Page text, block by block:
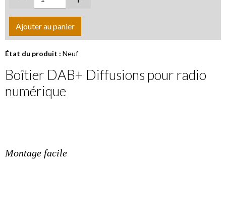
Ajouter au panier
État du produit : Neuf
Boîtier DAB+ Diffusions pour radio
numérique
Montage facile